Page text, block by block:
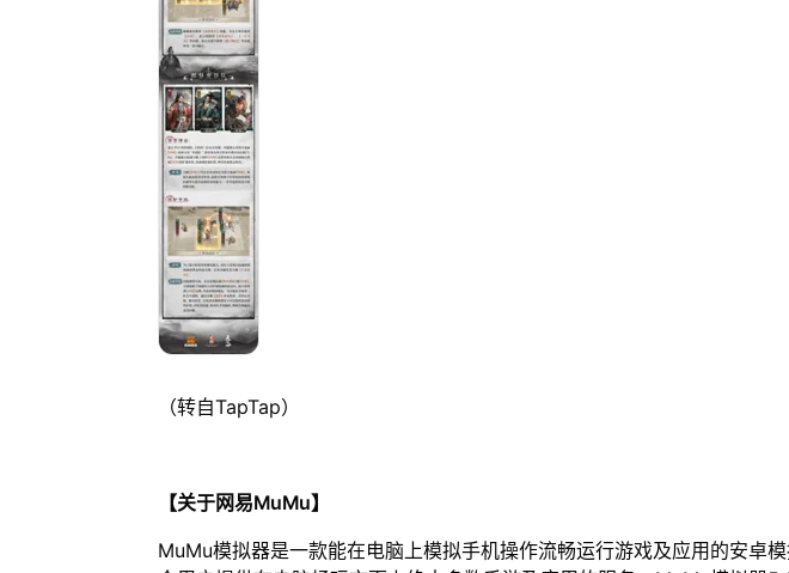
（转自TapTap）
【关于网易MuMu】
MuMu模拟器是一款能在电脑上模拟手机操作流畅运行游戏及应用的安卓